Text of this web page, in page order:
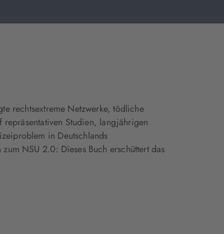
rechtsextreme Netzwerke, tödliche
Studien, langjährigen
in Deutschlands
NSU 2.0: Dieses Buch erschüttert das